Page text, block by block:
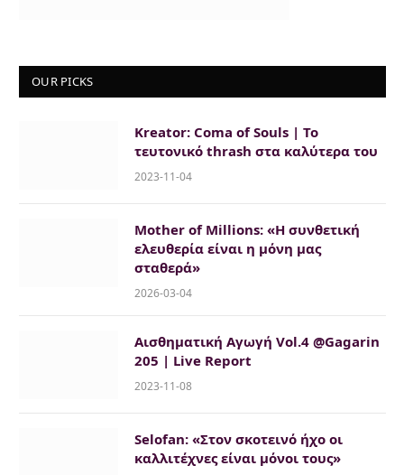
OUR PICKS
Kreator: Coma of Souls | To
τευτονικό thrash στα καλύτερα του
2023-11-04
Mother of Millions: «Η συνθετική
ελευθερία είναι η μόνη μας
σταθερά»
2026-03-04
Αισθηματική Αγωγή Vol.4 @Gagarin
205 | Live Report
2023-11-08
Selofan: «Στον σκοτεινό ήχο οι
καλλιτέχνες είναι μόνοι τους»